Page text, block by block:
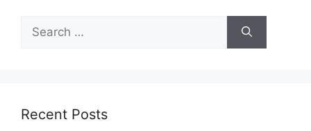
Search
for:
Recent Posts